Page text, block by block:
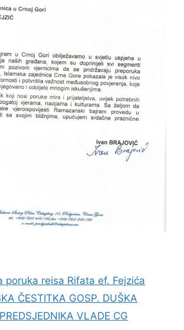
poruka reisa Rifata ef. Fejzića
ČESTITKA GOSP. DUŠKA
VLADE CG